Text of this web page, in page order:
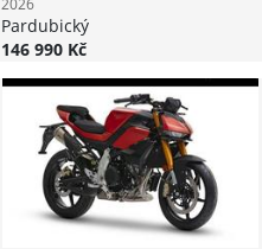
Pardubický
146 990 Kč